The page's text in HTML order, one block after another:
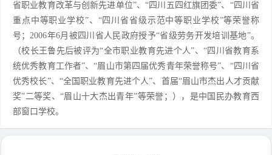
省职业教育改革与创新先进单位”、“四川五四红旗团委”、“四川省
重点中等职业学校”、“四川省省级示范中等职业学校”等荣誉称
号；2006年6月被四川省人民政府授予“省级劳务开发培训基地”。
（校长王鲁先后被评为“全市职业教育先进个人”、“四川省教育系
统优秀教育工作者”、“眉山市第四届优秀青年荣誉称号”、“四川省
优秀校长”、“全国职业教育先进个人”、首届“眉山市杰出人才贡献
奖”二等奖、“眉山十大杰出青年”等荣誉；），是中国民办教育西
部窗口学校。